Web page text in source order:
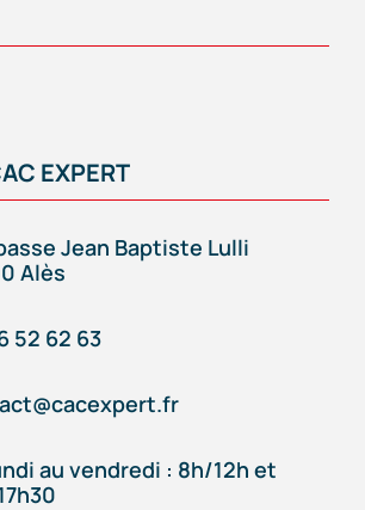
connectés
EXPERT
Jean Baptiste Lulli
Alès
52 62 63
au vendredi : 8h/12h et